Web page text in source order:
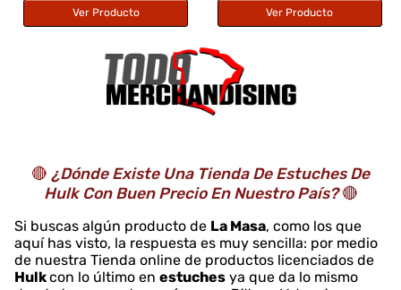
Ver Producto Ver Producto
🔴 ¿Dónde Existe Una Tienda De Estuches De
Hulk Con Buen Precio En Nuestro País?🔴
Si buscas algún producto de La Masa, como los que
aquí has visto, la respuesta es muy sencilla: por medio
de nuestra Tienda online de productos licenciados de
Hulkcon lo último en estuches ya que da lo mismo